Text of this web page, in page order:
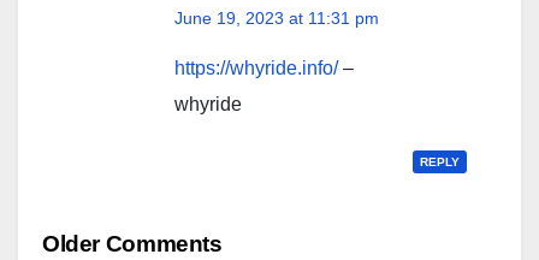
June 19, 2023 at 11:31 pm
https://whyride.info/ –
whyride
REPLY
Comment
Older Comments